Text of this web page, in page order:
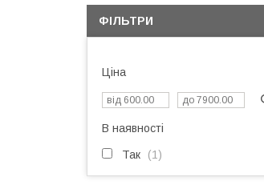
ФІЛЬТРИ
Ціна
В наявності
Так 1